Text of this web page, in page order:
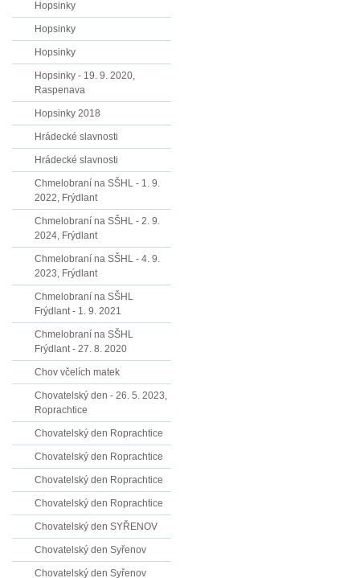
Hopsinky
Hopsinky
Hopsinky
Hopsinky - 19. 9. 2020,
Raspenava
Hopsinky 2018
Hrádecké slavnosti
Hrádecké slavnosti
Chmelobraní na SŠHL - 1. 9.
2022, Frýdlant
Chmelobraní na SŠHL - 2. 9.
2024, Frýdlant
Chmelobraní na SŠHL - 4. 9.
2023, Frýdlant
Chmelobraní na SŠHL
Frýdlant - 1. 9. 2021
Chmelobraní na SŠHL
Frýdlant - 27. 8. 2020
Chov včelích matek
Chovatelský den - 26. 5. 2023,
Roprachtice
Chovatelský den Roprachtice
Chovatelský den Roprachtice
Chovatelský den Roprachtice
Chovatelský den Roprachtice
Chovatelský den SYŘENOV
Chovatelský den Syřenov
Chovatelský den Syřenov